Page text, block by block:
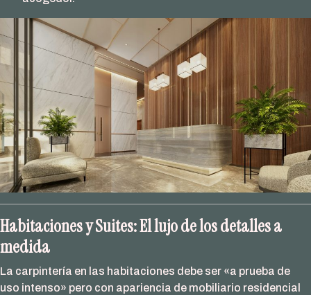
Habitaciones y Suites: El lujo de los detalles a
medida
La carpintería en las habitaciones debe ser «a prueba de
uso intenso» pero con apariencia de mobiliario residencial